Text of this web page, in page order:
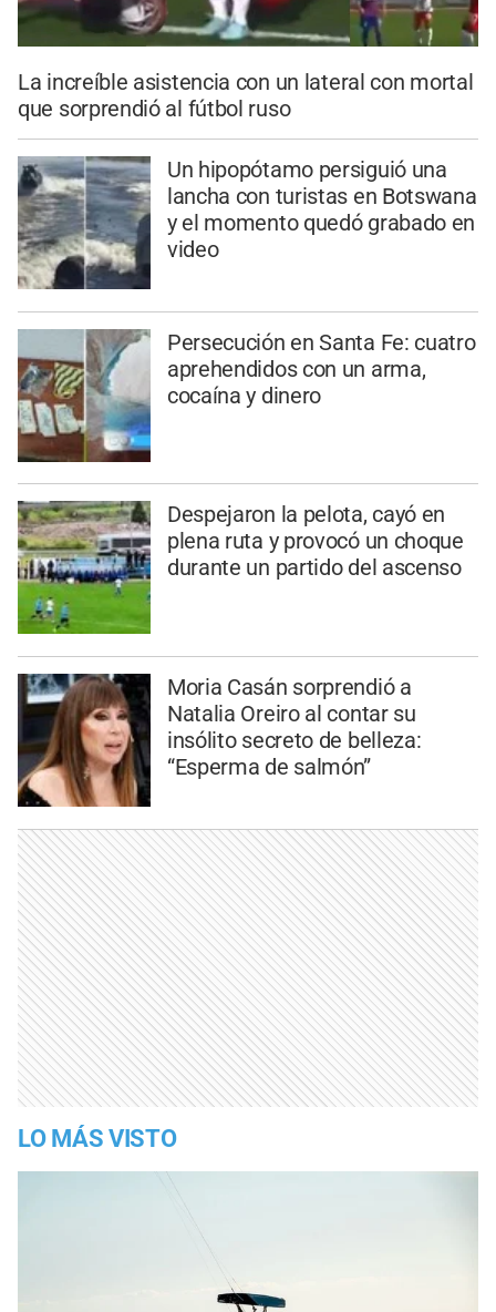
La increíble asistencia con un lateral con mortal
que sorprendió al fútbol ruso
Un hipopótamo persiguió una
lancha con turistas en Botswana
y el momento quedó grabado en
video
Persecución en Santa Fe: cuatro
aprehendidos con un arma,
cocaína y dinero
Despejaron la pelota, cayó en
plena ruta y provocó un choque
durante un partido del ascenso
Moria Casán sorprendió a
Natalia Oreiro al contar su
insólito secreto de belleza:
“Esperma de salmón”
LO MÁS VISTO